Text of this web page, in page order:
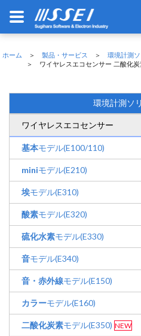
ホーム ＞ 製品・サービス ＞ 環境計測
＞ ワイヤレスエコセンサー 二酸化
環境計測ソ
ワイヤレスエコセンサー
基本モデル(E100/110)
miniモデル(E210)
埃モデル(E310)
酸素モデル(E320)
硫化水素モデル(E330)
音モデル(E340)
音・赤外線モデル(E150)
カラーモデル(E160)
二酸化炭素モデル(E350) NEW